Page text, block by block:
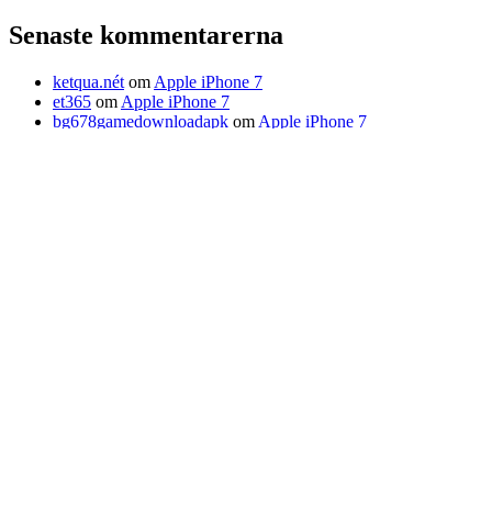
Senaste kommentarerna
ketqua.nét om Apple iPhone 7
et365 om Apple iPhone 7
bg678gamedownloadapk om Apple iPhone 7